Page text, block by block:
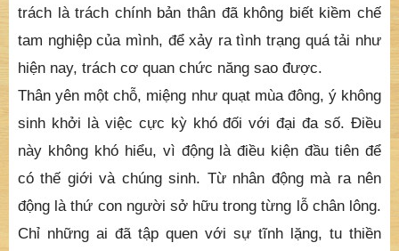
trách là trách chính bản thân đã không biết kiềm chế
tam nghiệp của mình, để xảy ra tình trạng quá tải như
hiện nay, trách cơ quan chức năng sao được.
Thân yên một chỗ, miệng như quạt mùa đông, ý không
sinh khởi là việc cực kỳ khó đối với đại đa số. Điều
này không khó hiểu, vì động là điều kiện đầu tiên để
có thế giới và chúng sinh. Từ nhân động mà ra nên
động là thứ con người sở hữu trong từng lỗ chân lông.
Chỉ những ai đã tập quen với sự tĩnh lặng, tu thiền